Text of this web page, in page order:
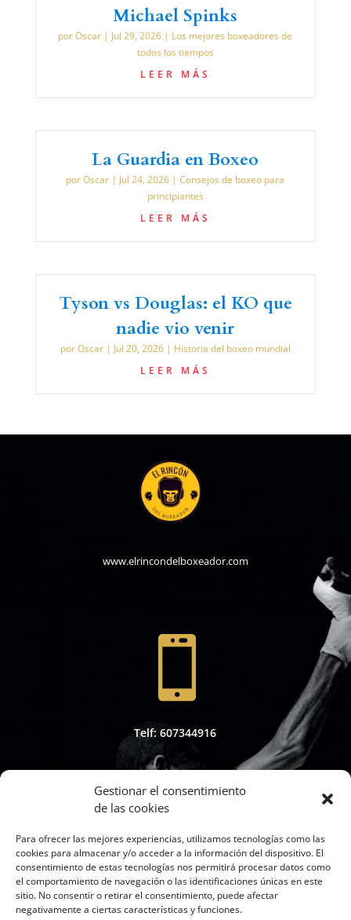
Gestionar el consentimiento
de las cookies
Para ofrecer las mejores experiencias, utilizamos tecnologías como las
cookies para almacenar y/o acceder a la información del dispositivo. El
consentimiento de estas tecnologías nos permitirá procesar datos como
el comportamiento de navegación o las identificaciones únicas en este
sitio. No consentir o retirar el consentimiento, puede afectar
negativamente a ciertas características y funciones.
Michael Spinks
porOscar | Jul 29, 2026 | Los mejores boxeadores de
todos los tiempos
LEER MÁS
La Guardia en Boxeo
porOscar | Jul 24, 2026 |Consejos de boxeo para
principiantes
LEER MÁS
Tyson vs Douglas: el KO que
nadie vio venir
porOscar| Jul 20, 2026| Historia del boxeo mundial
LEER MÁS
www.elrincondelboxeador.com

Telf: 607344916

Whapsap: 607344916